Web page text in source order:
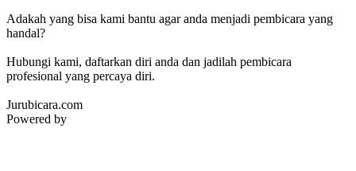
Adakah yang bisa kami bantu agar anda menjadi pembicara yang
handal?
Hubungi kami, daftarkan diri anda dan jadilah pembicara
profesional yang percaya diri.
Jurubicara.com
Powered by